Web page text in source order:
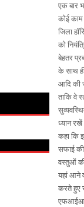
एक बार
कोई काम
जिला
को
बेहतर
के साथ
आदि की
ताकि वे
ध्यान
कहा कि
सफाई
वस्तुओं की
यहां आने
करते हुए
एफआईआर